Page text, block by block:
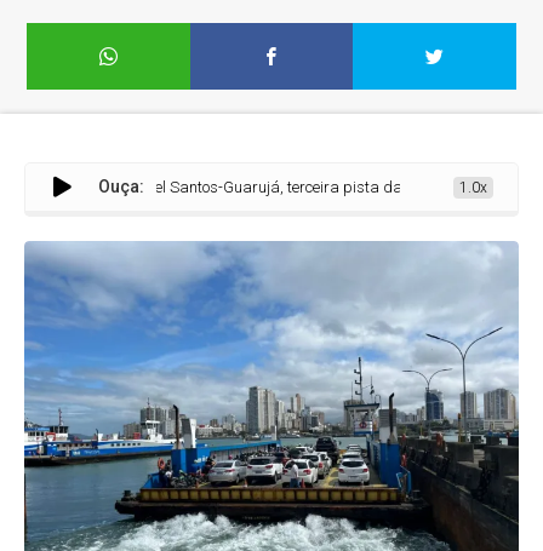
Ouça:
Túnel Santos-Guarujá, terceira pista da Imigrantes e Lote
1.0x